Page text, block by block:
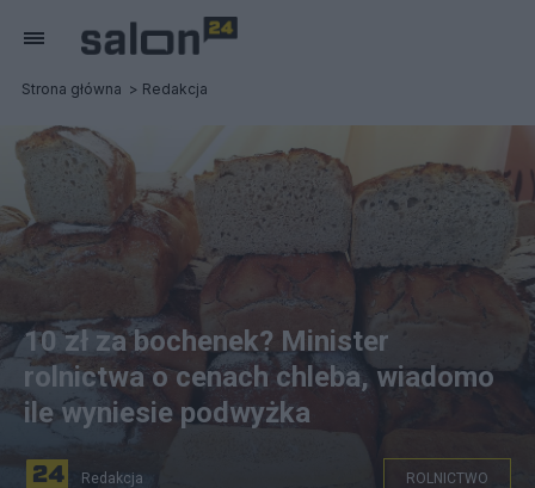
Strona główna Redakcja
10 zł za bochenek? Minister
rolnictwa o cenach chleba, wiadomo
ile wyniesie podwyżka
Redakcja ROLNICTWO